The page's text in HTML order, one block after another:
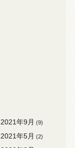
2021年9月 (9)
2021年5月 (2)